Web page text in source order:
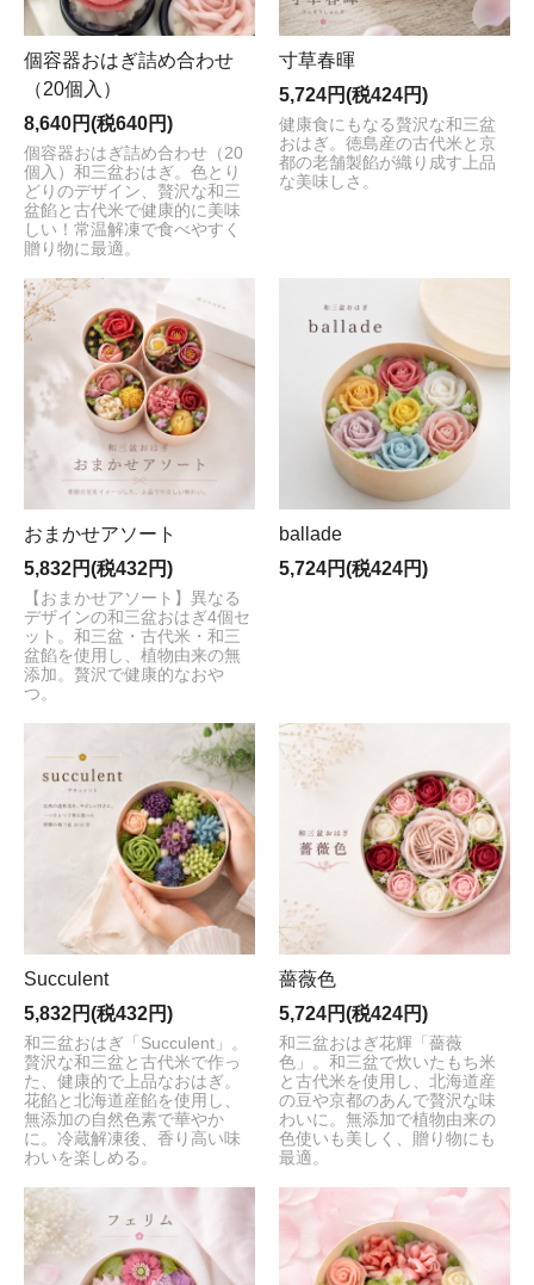
個容器おはぎ詰め合わせ
（20個入）
8,640円(税640円)
個容器おはぎ詰め合わせ（20
個入）和三盆おはぎ。色とり
どりのデザイン、贅沢な和三
盆餡と古代米で健康的に美味
しい！常温解凍で食べやすく
贈り物に最適。
寸草春暉
5,724円(税424円)
健康食にもなる贅沢な和三盆
おはぎ。徳島産の古代米と京
都の老舗製餡が織り成す上品
な美味しさ。
おまかせアソート
5,832円(税432円)
【おまかせアソート】異なる
デザインの和三盆おはぎ4個セ
ット。和三盆・古代米・和三
盆餡を使用し、植物由来の無
添加。贅沢で健康的なおや
つ。
ballade
5,724円(税424円)
Succulent
5,832円(税432円)
和三盆おはぎ「Succulent」。
贅沢な和三盆と古代米で作っ
た、健康的で上品なおはぎ。
花餡と北海道産餡を使用し、
無添加の自然色素で華やか
に。冷蔵解凍後、香り高い味
わいを楽しめる。
薔薇色
5,724円(税424円)
和三盆おはぎ花輝「薔薇
色」。和三盆で炊いたもち米
と古代米を使用し、北海道産
の豆や京都のあんで贅沢な味
わいに。無添加で植物由来の
色使いも美しく、贈り物にも
最適。